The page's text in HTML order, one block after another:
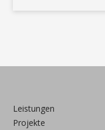
Leistungen
Projekte